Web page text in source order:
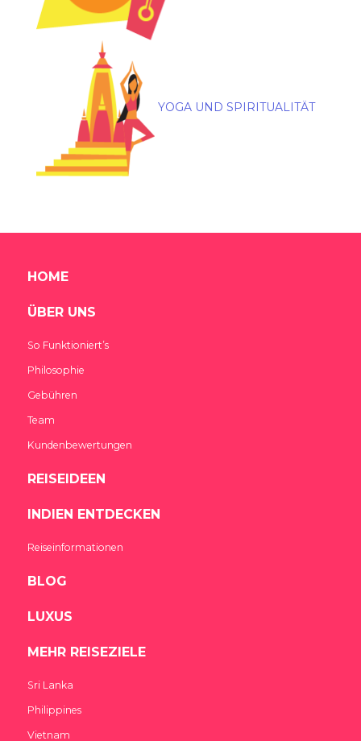
YOGA UND SPIRITUALITÄT
HOME
ÜBER UNS
So Funktioniert’s
Philosophie
Gebühren
Team
Kundenbewertungen
REISEIDEEN
INDIEN ENTDECKEN
Reiseinformationen
BLOG
LUXUS
MEHR REISEZIELE
Sri Lanka
Philippines
Vietnam